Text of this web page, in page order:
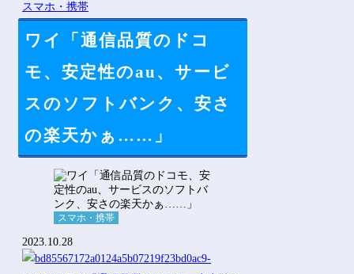
Powered by livedoor 相互RSS
スマホ・携帯
ワイ「通信品質のドコ
モ、安定性のau、サービ
スのソフトバンク、安さ
の楽天かぁ……」
スマホ・携帯
2023.10.28